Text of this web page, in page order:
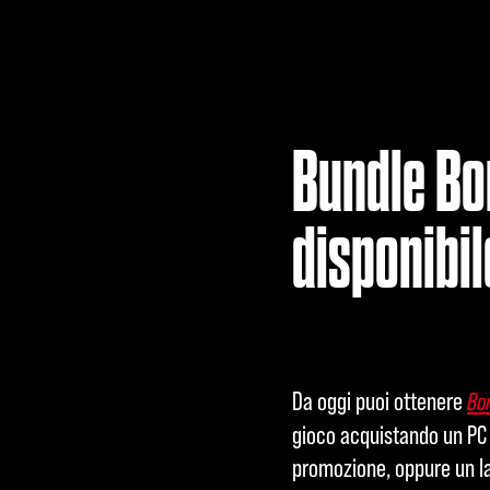
acy
di
YouT
ube
men
to
dei
Bundle
Da oggi puoi ottenere
gioco acquistando un
promozione, oppure un